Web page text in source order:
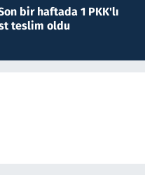
bir haftada 1 PKK'lı
teslim oldu